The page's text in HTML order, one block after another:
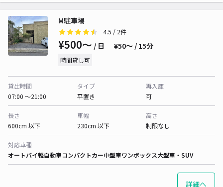
M駐車場
4.5 / 2件
¥500〜 / 日 ¥50〜 / 15分
時間貸し可
貸出時間
07:00 〜21:00
タイプ
平置き
再入庫
可
長さ
600cm 以下
車幅
230cm 以下
高さ
制限なし
対応車種
オートバイ軽自動車コンパクトカー中型車ワンボックス大型車・SUV
詳細へ